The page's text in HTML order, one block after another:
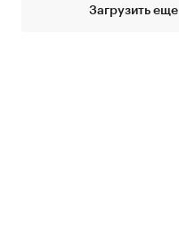
Загрузить еще